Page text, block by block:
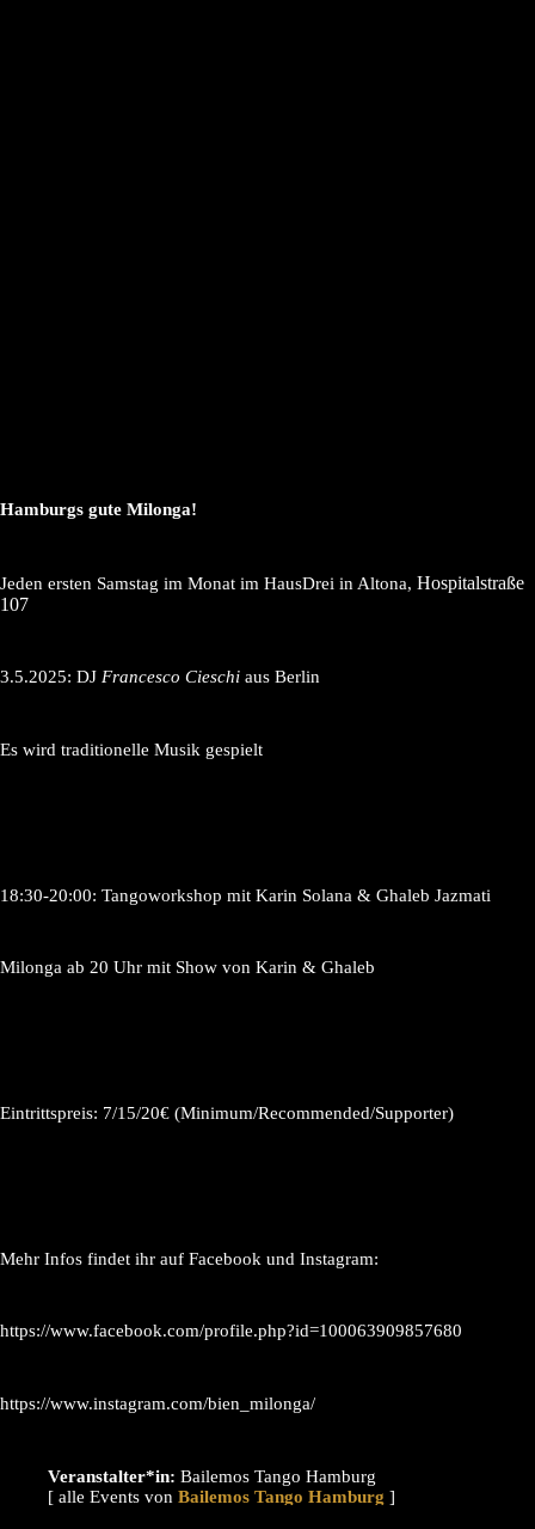
Hamburgs gute Milonga!
Jeden ersten Samstag im Monat im HausDrei in Altona, Hospitalstraße
107
3.5.2025: DJ Francesco Cieschi aus Berlin
Es wird traditionelle Musik gespielt
18:30-20:00: Tangoworkshop mit Karin Solana & Ghaleb Jazmati
Milonga ab 20 Uhr mit Show von Karin & Ghaleb
Eintrittspreis: 7/15/20€ (Minimum/Recommended/Supporter)
Mehr Infos findet ihr auf Facebook und Instagram:
https://www.facebook.com/profile.php?id=100063909857680
https://www.instagram.com/bien_milonga/
Veranstalter*in: Bailemos Tango Hamburg
[ alle Events von
]